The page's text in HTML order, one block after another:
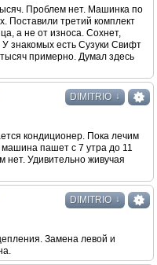
Проблем нет. Машинка по
Поставили третий комплект
а не от износа. Сохнет,
знакомых есть Сузуки Свифт
примерно. Думал здесь
DIMITRIO ↓
кондиционер. Пока лечим
пашет с 7 утра до 11
нет. Удивительно живучая
DIMITRIO ↓
Замена левой и